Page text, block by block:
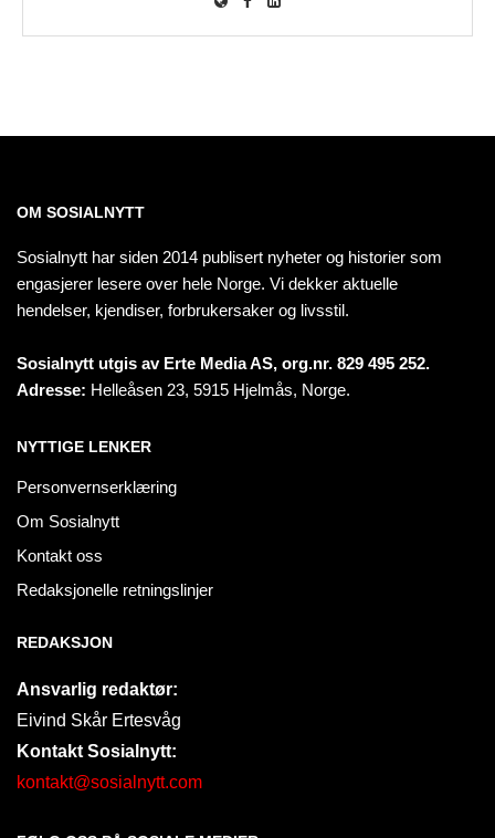
OM SOSIALNYTT
Sosialnytt har siden 2014 publisert nyheter og historier som
engasjerer lesere over hele Norge. Vi dekker aktuelle
hendelser, kjendiser, forbrukersaker og livsstil.
Sosialnytt utgis av Erte Media AS, org.nr. 829 495 252.
Adresse: Helleåsen 23, 5915 Hjelmås, Norge.
NYTTIGE LENKER
Personvernserklæring
Om Sosialnytt
Kontakt oss
Redaksjonelle retningslinjer
REDAKSJON
Ansvarlig redaktør:
Eivind Skår Ertesvåg
Kontakt Sosialnytt:
kontakt@sosialnytt.com